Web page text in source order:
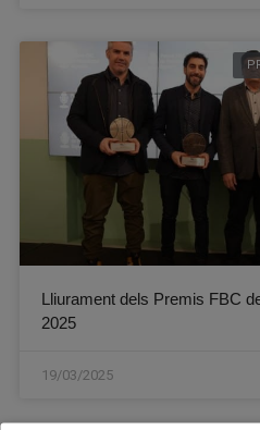
Lliurament dels Premis FBC
2025
19/03/2025